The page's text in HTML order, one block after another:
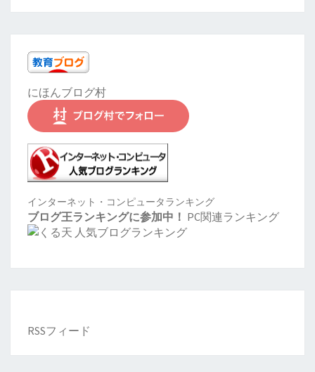
にほんブログ村
インターネット・コンピュータランキング
ブログ王ランキングに参加中！ PC関連ランキング
RSSフィード